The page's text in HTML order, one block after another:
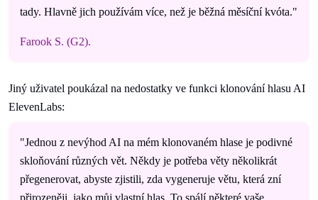
tady. Hlavně jich používám více, než je běžná měsíční kvóta."
Farook S. (G2).
Jiný uživatel poukázal na nedostatky ve funkci klonování hlasu AI
ElevenLabs:
"Jednou z nevýhod AI na mém klonovaném hlase je podivné
skloňování různých vět. Někdy je potřeba věty několikrát
přegenerovat, abyste zjistili, zda vygeneruje větu, která zní
přirozeněji, jako můj vlastní hlas. To spálí některé vaše